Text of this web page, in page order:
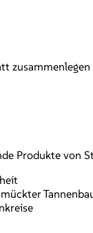
Produkte von